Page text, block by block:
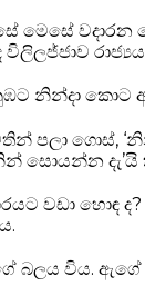
මෙසේ
නින්දා
පලා ගො‍ස්,
සොයන්න
වඩා හොඳ
බලය විය.